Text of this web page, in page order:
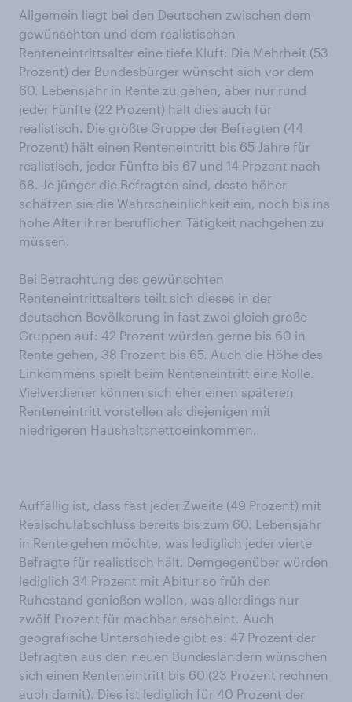
Allgemein liegt bei den Deutschen zwischen dem
gewünschten und dem realistischen
Renteneintrittsalter eine tiefe Kluft: Die Mehrheit (53
Prozent) der Bundesbürger wünscht sich vor dem
60. Lebensjahr in Rente zu gehen, aber nur rund
jeder Fünfte (22 Prozent) hält dies auch für
realistisch. Die größte Gruppe der Befragten (44
Prozent) hält einen Renteneintritt bis 65 Jahre für
realistisch, jeder Fünfte bis 67 und 14 Prozent nach
68. Je jünger die Befragten sind, desto höher
schätzen sie die Wahrscheinlichkeit ein, noch bis ins
hohe Alter ihrer beruflichen Tätigkeit nachgehen zu
müssen.
Bei Betrachtung des gewünschten
Renteneintrittsalters teilt sich dieses in der
deutschen Bevölkerung in fast zwei gleich große
Gruppen auf: 42 Prozent würden gerne bis 60 in
Rente gehen, 38 Prozent bis 65. Auch die Höhe des
Einkommens spielt beim Renteneintritt eine Rolle.
Vielverdiener können sich eher einen späteren
Renteneintritt vorstellen als diejenigen mit
niedrigeren Haushaltsnettoeinkommen.
Auffällig ist, dass fast jeder Zweite (49 Prozent) mit
Realschulabschluss bereits bis zum 60. Lebensjahr
in Rente gehen möchte, was lediglich jeder vierte
Befragte für realistisch hält. Demgegenüber würden
lediglich 34 Prozent mit Abitur so früh den
Ruhestand genießen wollen, was allerdings nur
zwölf Prozent für machbar erscheint. Auch
geografische Unterschiede gibt es: 47 Prozent der
Befragten aus den neuen Bundesländern wünschen
sich einen Renteneintritt bis 60 (23 Prozent rechnen
auch damit). Dies ist lediglich für 40 Prozent der